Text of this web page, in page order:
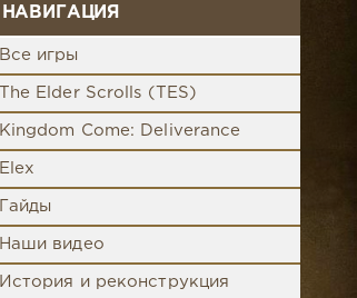
НАВИГАЦИЯ
Все игры
The Elder Scrolls (TES)
Kingdom Come: Deliverance
Elex
Гайды
Наши видео
История и реконструкция